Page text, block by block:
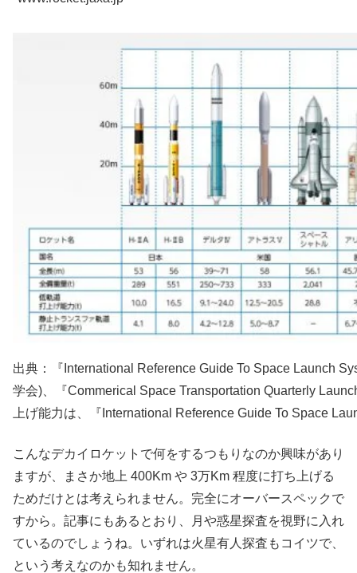
出典：『International Reference Guide To Space Launch
学会)、『Commerical Space Transportation Quarterly
上げ能力は、『International Reference Guide To Space
こんなデカイロケットで何をするつもりなのか興味があり
ますが、まさか地上 400Km や 3万Km 程度に打ち上げる
ためだけとは考えられません。完全にオーバースペックで
すから。記事にもあるとおり、月や惑星探査を視野に入れ
ているのでしょうね。いずれは火星有人探査もコイツで、
という考えなのかも知れません。